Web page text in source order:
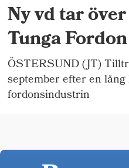
Ny vd tar
Tunga Fordon
ÖSTERSUND (JT)
september efter en
fordonsindustrin